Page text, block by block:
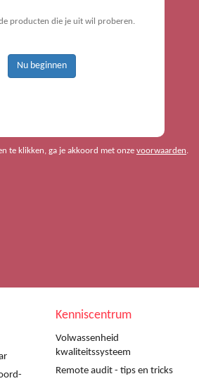
producten die je uit wil proberen.
Nu beginnen
te klikken, ga je akkoord met onze voorwaarden.
Kenniscentrum
Volwassenheid
kwaliteitssysteem
Remote audit - tips en tricks